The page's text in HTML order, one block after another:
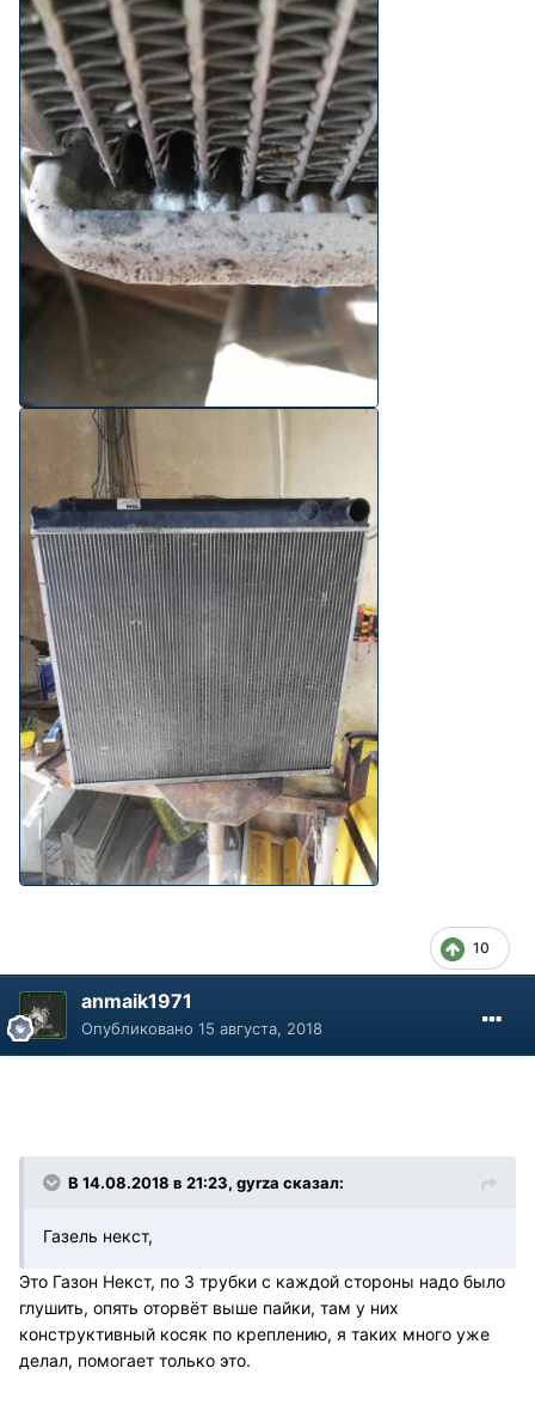
10
anmaik1971
Опубликовано 15 августа, 2018
В 14.08.2018 в 21:23, gyrza сказал:
Газель некст,
Это Газон Некст, по 3 трубки с каждой стороны надо было
глушить, опять оторвёт выше пайки, там у них
конструктивный косяк по креплению, я таких много уже
делал, помогает только это.